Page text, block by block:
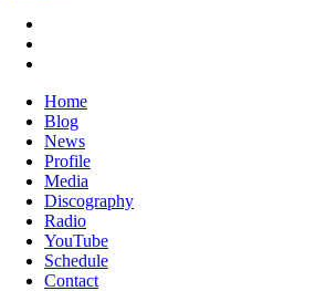
Home
Blog
News
Profile
Media
Discography
Radio
YouTube
Schedule
Contact